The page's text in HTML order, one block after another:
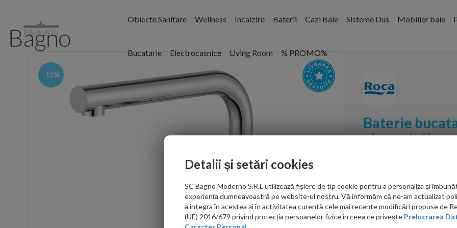
Obiecte Sanitare Wellness Incalzire Baterii Cazi Baie Sisteme Dus Mobilier baie
Bucatarie Electrocasnice Living Room % PROMO%
-12%
Baterie
pipa rotativa
PRP: 895.00 RON
790.00 RON
Ati gasit in alta
Detalii și setări cookies
SC Bagno Moderno S.R.L utilizează fișiere de tip cookie pentru a personaliza și
experiența dumneavoastră pe website-ul nostru. Vă informăm că ne-am actualizat
a integra în acestea și în activitatea curentă cele mai recente modificări propuse de
(UE) 2016/679 privind protecția persoanelor fizice în ceea ce privește Prelucrarea